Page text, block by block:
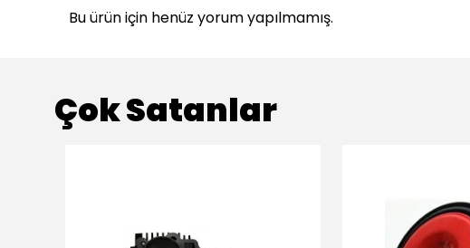
Bu ürün için henüz yorum yapılmamış.
Çok Satanlar